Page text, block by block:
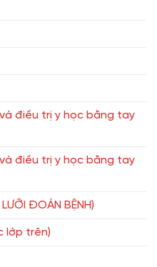
điều trị y học bằng tay
điều trị y học bằng tay
LƯỠI ĐOÁN BỆNH)
lớp trên)